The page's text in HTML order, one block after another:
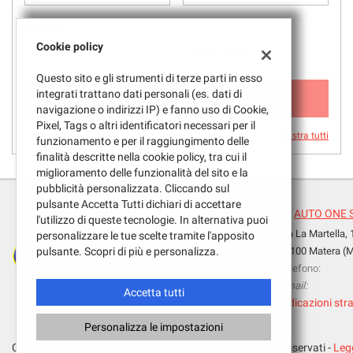
Manuale
0 VEICOLI DISPONIBILI
Mostra tutti
AUTO ONE
Via La Martella,
75100 Matera
Telefono:
Email:
Indicazioni
Copyright © 2026 GestionaleAuto.com S.r.l., Tutti i diritti riservati -
Cookie policy
Questo sito e gli strumenti di terze parti in esso
integrati trattano dati personali (es. dati di
navigazione o indirizzi IP) e fanno uso di Cookie,
Pixel, Tags o altri identificatori necessari per il
funzionamento e per il raggiungimento delle
finalità descritte nella cookie policy, tra cui il
miglioramento delle funzionalità del sito e la
pubblicità personalizzata. Cliccando sul
pulsante Accetta Tutti dichiari di accettare
l'utilizzo di queste tecnologie. In alternativa puoi
personalizzare le tue scelte tramite l'apposito
pulsante. Scopri di più e personalizza.
Accetta tutti
Personalizza le impostazioni
questi
rimanda
cookie
policy.
Puoi
rivedere
modificare
scelte
qualsiasi
Leggi
la